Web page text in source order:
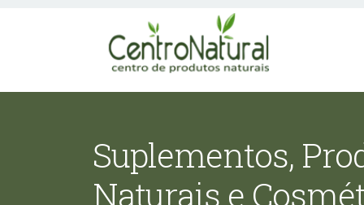
Suplementos,
Naturais e